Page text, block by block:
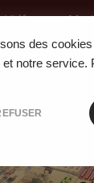
des
et notre service.
Vidéo